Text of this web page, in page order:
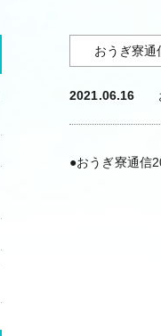
おうぎ寮通
2021.06.16
●おうぎ寮通信